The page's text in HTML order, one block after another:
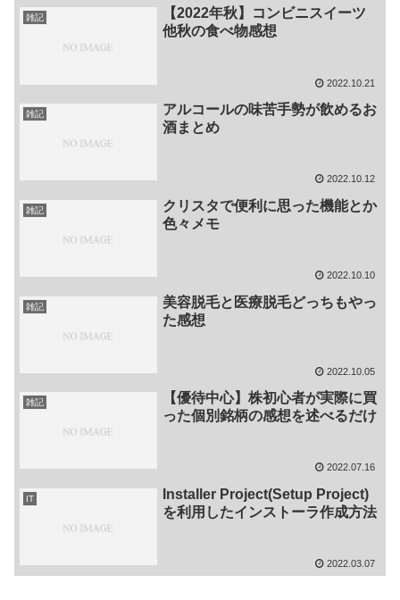
雑記
【2022年秋】コンビニスイーツ
他秋の食べ物感想
2022.10.21
雑記
アルコールの味苦手勢が飲めるお
酒まとめ
2022.10.12
雑記
クリスタで便利に思った機能とか
色々メモ
2022.10.10
雑記
美容脱毛と医療脱毛どっちもやっ
た感想
2022.10.05
雑記
【優待中心】株初心者が実際に買
った個別銘柄の感想を述べるだけ
2022.07.16
IT
Installer Project(Setup Project)
を利用したインストーラ作成方法
2022.03.07